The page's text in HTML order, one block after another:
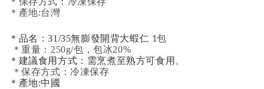
＊產地:台灣
＊品名：31/35無膨發開背大蝦仁 1包
＊重量：250g/包，包冰20%
＊建議食用方式：需烹煮至熟方可食用 。
＊保存方式：冷凍保存
＊產地:中國